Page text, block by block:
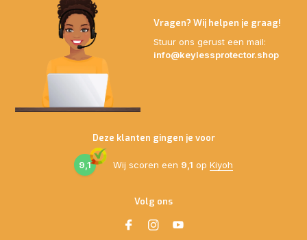
Vragen? Wij helpen je graag!
Stuur ons gerust een mail:
info@keylessprotector.shop
Deze klanten gingen je voor
9,1 Wij scoren een 9,1 op Kiyoh
Volg ons